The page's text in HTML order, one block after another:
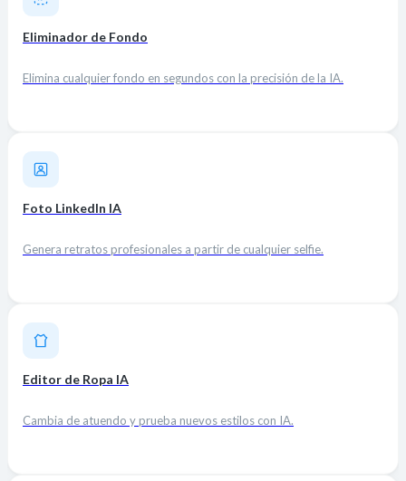
Eliminador de Fondo
Elimina cualquier fondo en segundos con la precisión de la IA.
Foto LinkedIn IA
Genera retratos profesionales a partir de cualquier selfie.
Editor de Ropa IA
Cambia de atuendo y prueba nuevos estilos con IA.